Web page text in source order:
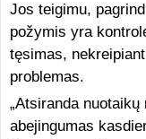
Jos teigimu,
požymis yra
tęsimas,
problemas.
„Atsiranda
abejingumas